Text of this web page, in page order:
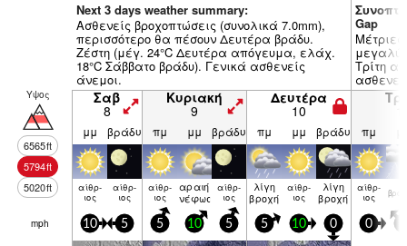
Next 3 days weather summary:
Ασθενείς βροχοπτώσεις (συνολικά 7.0mm),
περισσότερο θα πέσουν Δευτέρα βράδυ.
Ζέστη (μέγ. 24°C Δευτέρα απόγευμα, ελάχ.
18°C Σάββατο βράδυ). Γενικά ασθενείς
άνεμοι.
Gap
Τρίτη
Υψος
6565ft
5794ft
5020ft
Σαβ
8
Κυριακή
9
Δευτέρα
10
μμ βράδυ πμ μμ βράδυ πμ μμ βράδυ πμ
αίθρ­
ιος
αίθρ­
ιος
αίθρ­
ιος
αραιή
νέφωση
αίθρ­
ιος
λίγη
βροχή
αίθρ­
ιος
λίγη
βροχή
αίθρ­
ιος
mph 10 5 5 10 5 5 10 0 0